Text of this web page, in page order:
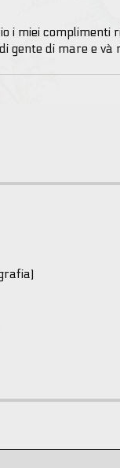
i miei complimenti
di mare e và